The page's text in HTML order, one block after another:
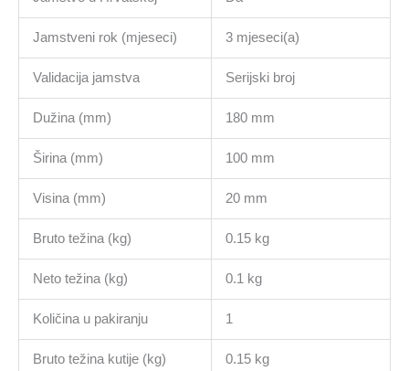
Jamstveni rok (mjeseci) 3 mjeseci(a)
Validacija jamstva Serijski broj
Dužina (mm) 180 mm
Širina (mm) 100 mm
Visina (mm) 20 mm
Bruto težina (kg) 0.15 kg
Neto težina (kg) 0.1 kg
Količina u pakiranju 1
Bruto težina kutije (kg) 0.15 kg